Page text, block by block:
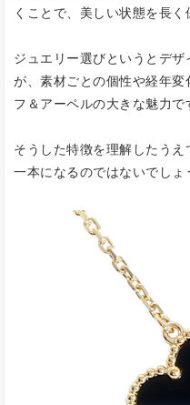
くことで、美しい状態を長く
ジュエリー選びというとデ
が、素材ごとの個性や経年
フ＆アーペルの大きな魅力で
そうした特徴を理解したう
一本になるのではないでしょ